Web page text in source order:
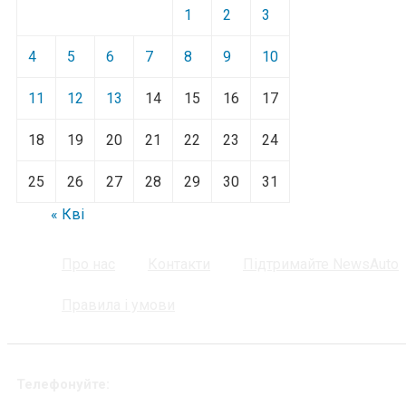
1 2 3
4 5 6 7 8 9 10
11 12 13 14 15 16 17
18 19 20 21 22 23 24
25 26 27 28 29 30
31
« Кві